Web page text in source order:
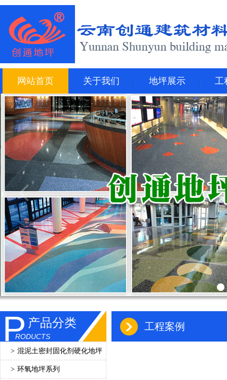
网站首页 关于我们 地坪展示 工
P产品分类
RODUCTS
> 混泥土密封固化剂硬化地坪
> 环氧地坪系列
工程案例